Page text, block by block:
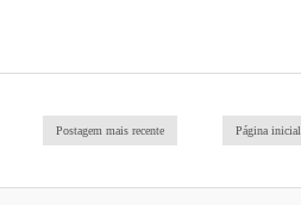
Postagem mais recente Página inicial